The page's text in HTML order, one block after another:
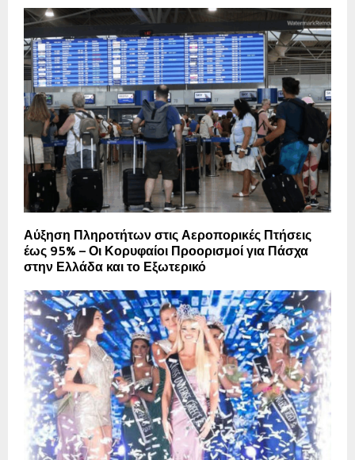
Αύξηση Πληροτήτων στις Αεροπορικές Πτήσεις
έως 95% – Οι Κορυφαίοι Προορισμοί για Πάσχα
στην Ελλάδα και το Εξωτερικό